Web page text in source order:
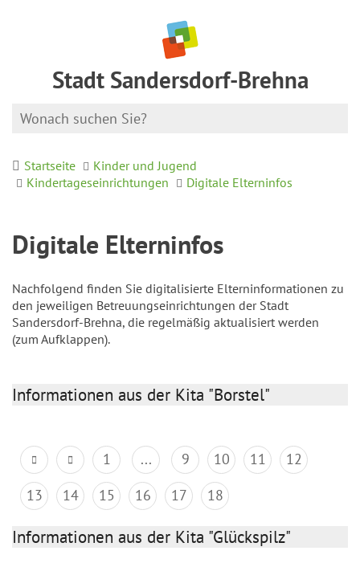
Stadt Sandersdorf-Brehna
Startseite
Kinder und Jugend
Kindertageseinrichtungen
Digitale Elterninfos
Digitale Elterninfos
Nachfolgend finden Sie digitalisierte Elterninformationen zu
den jeweiligen Betreuungseinrichtungen der Stadt
Sandersdorf-Brehna, die regelmäßig aktualisiert werden
(zum Aufklappen).
Informationen aus der Kita "Borstel"
1 ... 9 10 11
12
13
14 15 16 17 18
Informationen aus der Kita "Glückspilz"